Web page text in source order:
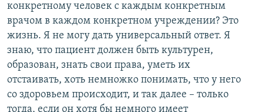
конкретному человек с каждым конкретным
врачом в каждом конкретном учреждении? Это
жизнь. Я не могу дать универсальный ответ. Я
знаю, что пациент должен быть культурен,
образован, знать свои права, уметь их
отстаивать, хоть немножко понимать, что у него
со здоровьем происходит, и так далее – только
тогда, если он хотя бы немного имеет